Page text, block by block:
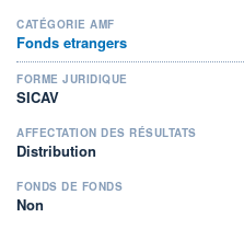
CATÉGORIE AMF
Fonds etrangers
FORME JURIDIQUE
SICAV
AFFECTATION DES RÉSULTATS
Distribution
FONDS DE FONDS
Non